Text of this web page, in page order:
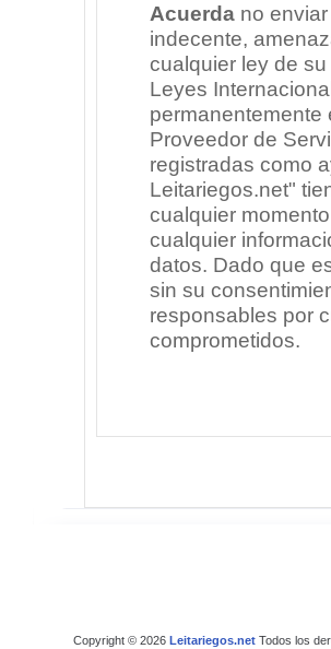
Acuerdano enviar
indecente,
cualquier ley de
Leyes
permanentemente
Proveedor de
registradas como
Leitariegos.net"
cualquier
cualquier
datos. Dado que
sin su
responsables por
comprometidos.
Copyright © 2026 Leitariegos.netTodos los